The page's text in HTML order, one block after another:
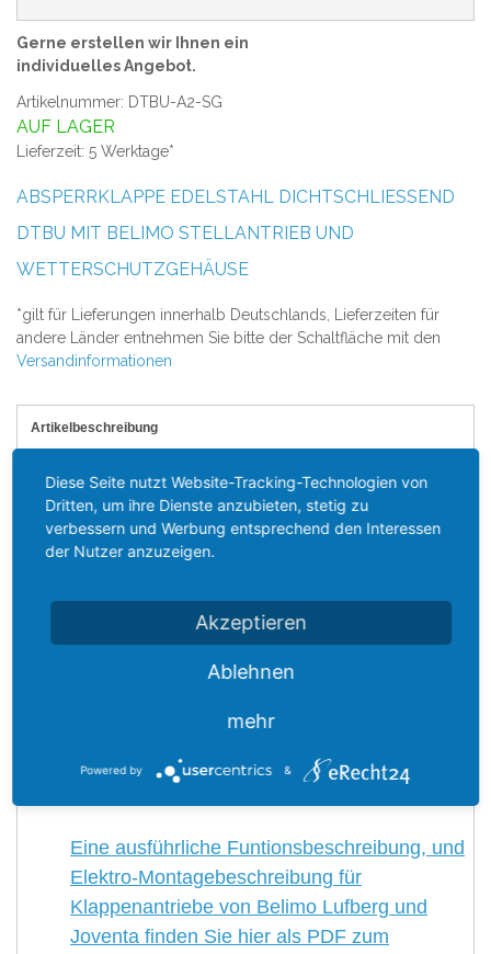
Gerne erstellen wir Ihnen ein
individuelles Angebot.
Artikelnummer: DTBU-A2-SG
AUF LAGER
Lieferzeit: 5 Werktage*
ABSPERRKLAPPE EDELSTAHL DICHTSCHLIESSEND D
TBU MIT BELIMO STELLANTRIEB UND W
ETTERSCHUTZGEHÄUSE
*gilt für Lieferungen innerhalb Deutschlands, Lieferzeiten für
andere Länder entnehmen Sie bitte der Schaltfläche mit den
Versandinformationen
Artikelbeschreibung
ABSPERRKLAPPEDTBU EDELSTAHL V2A MIT
MONTIERTEM BELIMO SELLANTRIEB IM
WETTERSCHUTZ GEHÄUSE
Belimo CM230
Belimo TMC230A-S
Eine ausführliche Funtionsbeschreibung, und
Elektro-Montagebeschreibung für
Klappenantriebe von Belimo Lufberg und
Joventa finden Sie hier als PDF zum
Diese Seite nutzt Website-Tracking-Technologien von
Dritten, um ihre Dienste anzubieten, stetig zu
verbessern und Werbung entsprechend den Interessen
der Nutzer anzuzeigen.
Akzeptieren
Ablehnen
mehr
Powered by &